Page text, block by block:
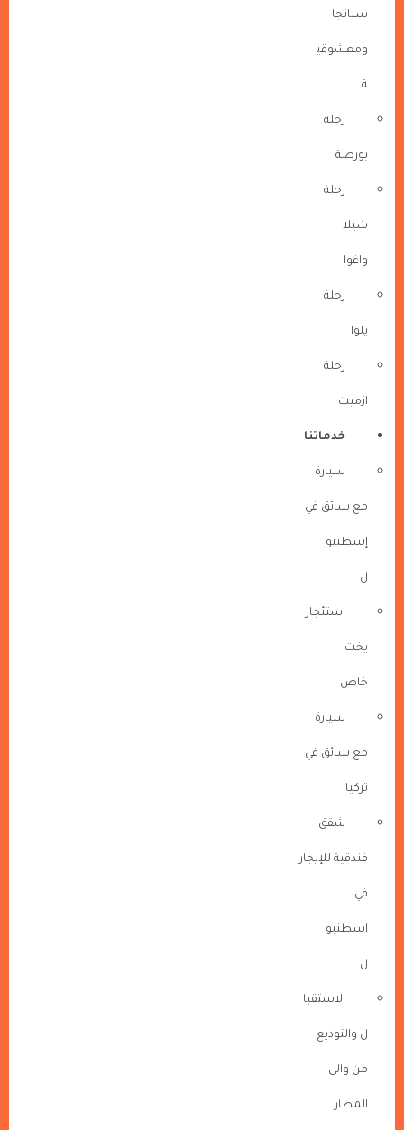
سبانجا
ومعشوقي
ة
رحلة
بورصة
رحلة
شيلا
واغوا
رحلة
يلوا
رحلة
ازميت
خدماتنا
سيارة
مع سائق في
إسطنبو
ل
استئجار
يخت
خاص
سيارة
مع سائق في
تركيا
شقق
فندقية للإيجار
في
اسطنبو
ل
الاستقبا
ل والتوديع
من والى
المطار